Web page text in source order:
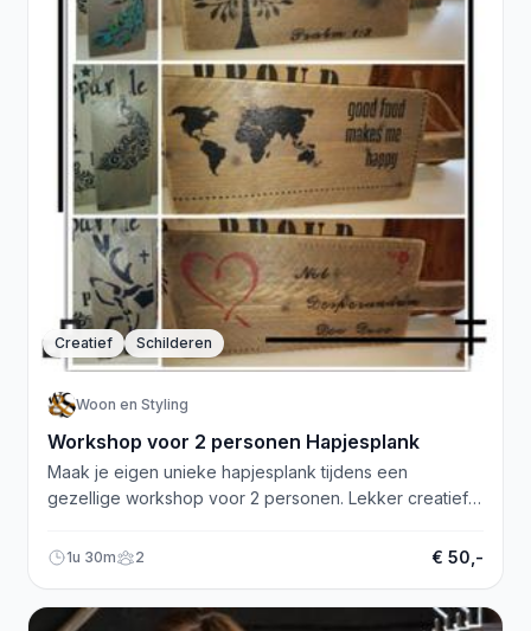
Creatief Schilderen
Woon en Styling
Workshop voor 2 personen Hapjesplank
Maak je eigen unieke hapjesplank tijdens een
gezellige workshop voor 2 personen. Lekker creatief
1u 30m 2 € 50,-